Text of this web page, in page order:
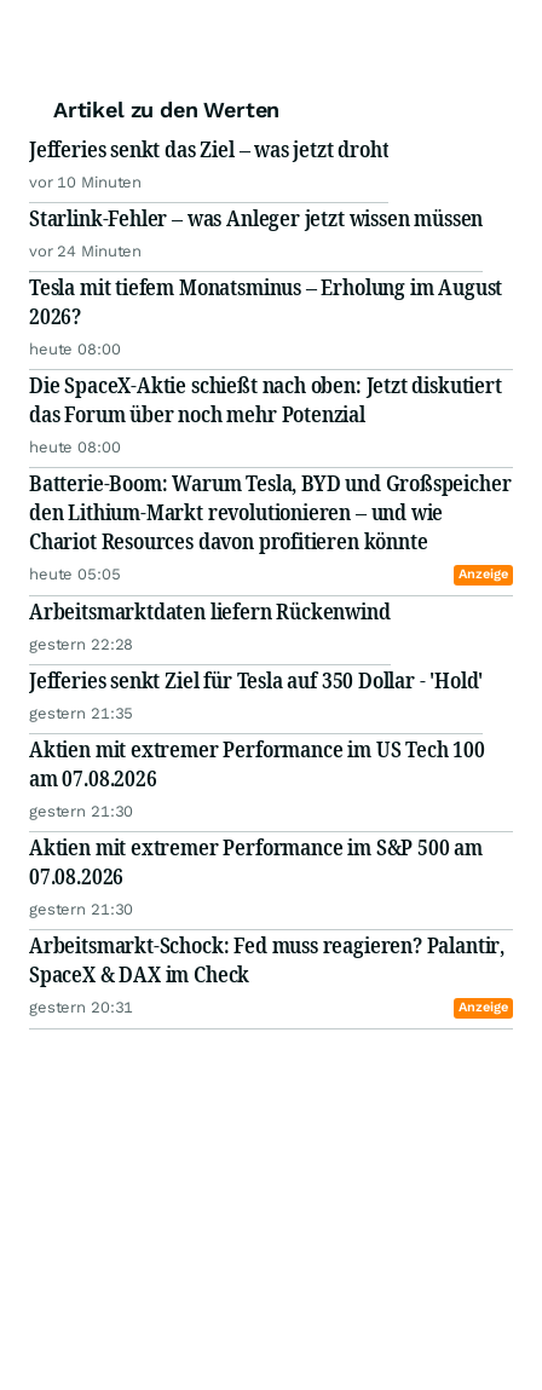
Artikel zu den Werten
Jefferies senkt das Ziel – was jetzt droht
vor 10 Minuten
Starlink-Fehler – was Anleger jetzt wissen müssen
vor 24 Minuten
Tesla mit tiefem Monatsminus – Erholung im August
2026?
heute 08:00
Die SpaceX-Aktie schießt nach oben: Jetzt diskutiert
das Forum über noch mehr Potenzial
heute 08:00
Batterie-Boom: Warum Tesla, BYD und Großspeicher
den Lithium-Markt revolutionieren – und wie
Chariot Resources davon profitieren könnte
heute 05:05 Anzeige
Arbeitsmarktdaten liefern Rückenwind
gestern 22:28
Jefferies senkt Ziel für Tesla auf 350 Dollar - 'Hold'
gestern 21:35
Aktien mit extremer Performance im US Tech 100
am 07.08.2026
gestern 21:30
Aktien mit extremer Performance im S&P 500 am
07.08.2026
gestern 21:30
Arbeitsmarkt-Schock: Fed muss reagieren? Palantir,
SpaceX & DAX im Check
gestern 20:31 Anzeige